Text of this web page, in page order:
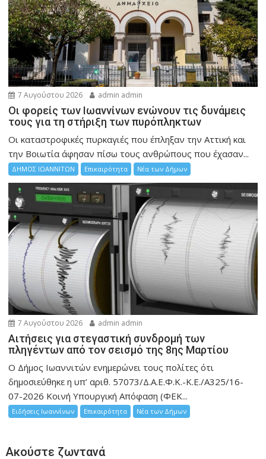
7 Αυγούστου 2026 admin admin
Οι φορείς των Ιωαννίνων ενώνουν τις δυνάμεις
τους για τη στήριξη των πυρόπληκτων
Οι καταστροφικές πυρκαγιές που έπληξαν την Αττική και
την Bοιωτία άφησαν πίσω τους ανθρώπους που έχασαν...
ΔΗΜΟΣ ΙΩΑΝΝΙΤΩΝ Επικαιρότητα Νέα των Δήμων
7 Αυγούστου 2026 admin admin
Αιτήσεις για στεγαστική συνδρομή των
πληγέντων από τον σεισμό της 8ης Μαρτίου
Ο Δήμος Ιωαννιτών ενημερώνει τους πολίτες ότι
δημοσιεύθηκε η υπ’ αριθ. 57073/Δ.Α.Ε.Φ.Κ.-Κ.Ε./Α325/16-
07-2026 Κοινή Υπουργική Απόφαση (ΦΕΚ...
Ειδήσεις Ιωαννίνων Επικαιρότητα Νέα των Δήμων
Ακούστε ζωντανά